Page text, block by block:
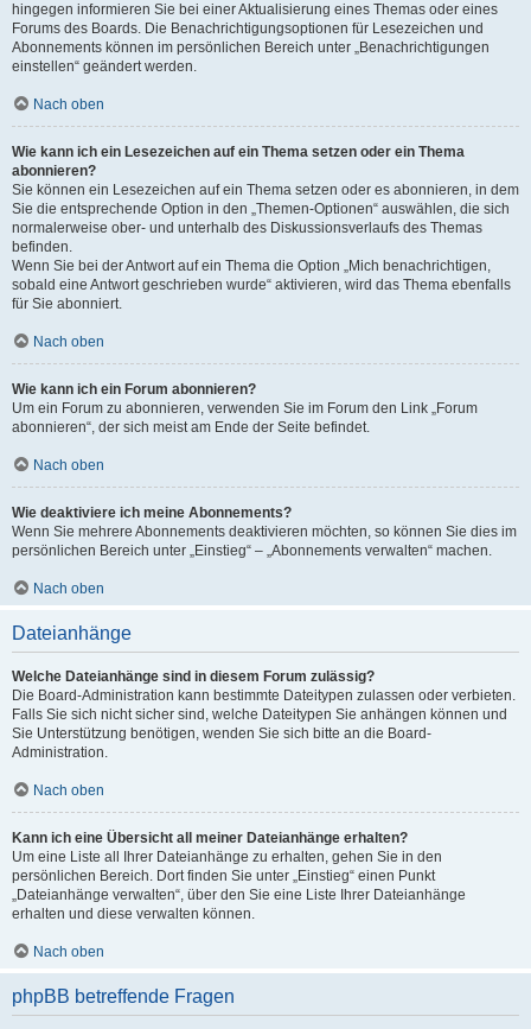
hingegen informieren Sie bei einer Aktualisierung eines Themas oder eines
Forums des Boards. Die Benachrichtigungsoptionen für Lesezeichen und
Abonnements können im persönlichen Bereich unter „Benachrichtigungen
einstellen“ geändert werden.
Nach oben
Wie kann ich ein Lesezeichen auf ein Thema setzen oder ein Thema
abonnieren?
Sie können ein Lesezeichen auf ein Thema setzen oder es abonnieren, in dem
Sie die entsprechende Option in den „Themen-Optionen“ auswählen, die sich
normalerweise ober- und unterhalb des Diskussionsverlaufs des Themas
befinden.
Wenn Sie bei der Antwort auf ein Thema die Option „Mich benachrichtigen,
sobald eine Antwort geschrieben wurde“ aktivieren, wird das Thema ebenfalls
für Sie abonniert.
Nach oben
Wie kann ich ein Forum abonnieren?
Um ein Forum zu abonnieren, verwenden Sie im Forum den Link „Forum
abonnieren“, der sich meist am Ende der Seite befindet.
Nach oben
Wie deaktiviere ich meine Abonnements?
Wenn Sie mehrere Abonnements deaktivieren möchten, so können Sie dies im
persönlichen Bereich unter „Einstieg“ – „Abonnements verwalten“ machen.
Nach oben
Dateianhänge
Welche Dateianhänge sind in diesem Forum zulässig?
Die Board-Administration kann bestimmte Dateitypen zulassen oder verbieten.
Falls Sie sich nicht sicher sind, welche Dateitypen Sie anhängen können und
Sie Unterstützung benötigen, wenden Sie sich bitte an die Board-
Administration.
Nach oben
Kann ich eine Übersicht all meiner Dateianhänge erhalten?
Um eine Liste all Ihrer Dateianhänge zu erhalten, gehen Sie in den
persönlichen Bereich. Dort finden Sie unter „Einstieg“ einen Punkt
„Dateianhänge verwalten“, über den Sie eine Liste Ihrer Dateianhänge
erhalten und diese verwalten können.
Nach oben
phpBB betreffende Fragen